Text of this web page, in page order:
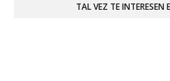
TAL VEZ TE INTERESEN